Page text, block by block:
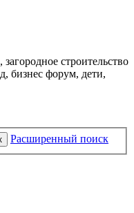
строительство
бизнес форум, дети,
Расширенный поиск